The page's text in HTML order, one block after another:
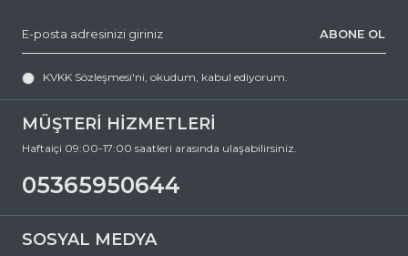
MÜŞTERİ HİZMETLERİ
Haftaiçi 09:00-17:00 saatleri arasında ulaşabilirsiniz.
05365950644
ABONE OL
KVKK Sözleşmesi'ni, okudum, kabul ediyorum.
SOSYAL MEDYA